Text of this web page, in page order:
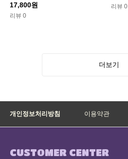
17,800원
리뷰 0
리뷰 0
더보기
개인정보처리방침 이용약관
CUSTOMER CENTER